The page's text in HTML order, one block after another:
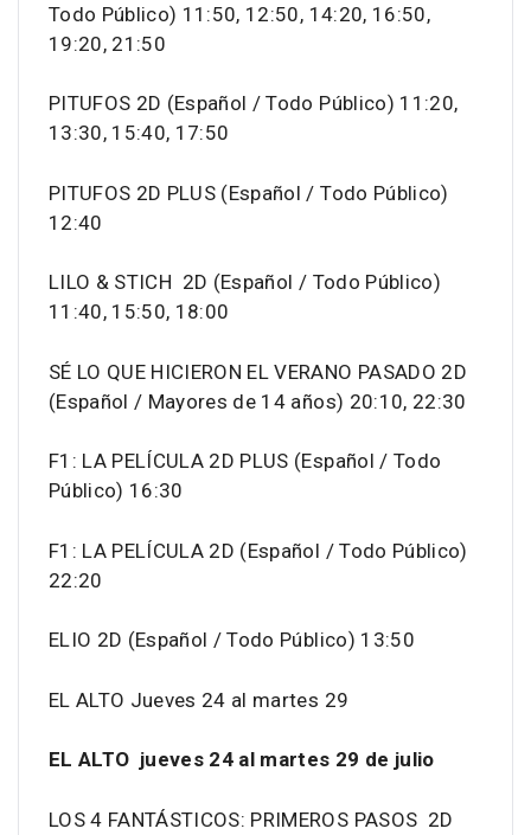
Todo Público) 11:50, 12:50, 14:20, 16:50,
19:20, 21:50
PITUFOS 2D (Español / Todo Público) 11:20,
13:30, 15:40, 17:50
PITUFOS 2D PLUS (Español / Todo Público)
12:40
LILO & STICH 2D (Español / Todo Público)
11:40, 15:50, 18:00
SÉ LO QUE HICIERON EL VERANO PASADO 2D
(Español / Mayores de 14 años) 20:10, 22:30
F1: LA PELÍCULA 2D PLUS (Español / Todo
Público) 16:30
F1: LA PELÍCULA 2D (Español / Todo Público)
22:20
ELIO 2D (Español / Todo Público) 13:50
EL ALTO Jueves 24 al martes 29
EL ALTO jueves 24 al martes 29 de julio
LOS 4 FANTÁSTICOS: PRIMEROS PASOS 2D